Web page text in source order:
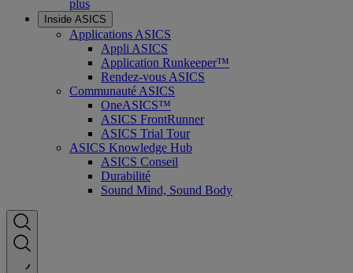
plus
Inside ASICS
Applications ASICS
Appli ASICS
Application Runkeeper™
Rendez-vous ASICS
Communauté ASICS
OneASICS™
ASICS FrontRunner
ASICS Trial Tour
ASICS Knowledge Hub
ASICS Conseil
Durabilité
Sound Mind, Sound Body